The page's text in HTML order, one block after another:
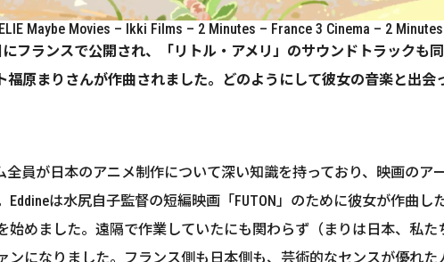
Maybe Movies – Ikki Films – 2 Minutes – France 3 Cinema – 2
にフランスで公開され、「リトル・アメリ」のサウンドトラック
福原まりさんが作曲されました。どのようにして彼女の音楽と出
全員が日本のアニメ制作について深い知識を持っており、映画のア
Eddineは水尻自子監督の短編映画「FUTON」のために彼女が作曲
始めました。遠隔で作業していたにも関わらず（まりは日本、私
ンになりました。フランス側も日本側も、芸術的なセンスが優れ